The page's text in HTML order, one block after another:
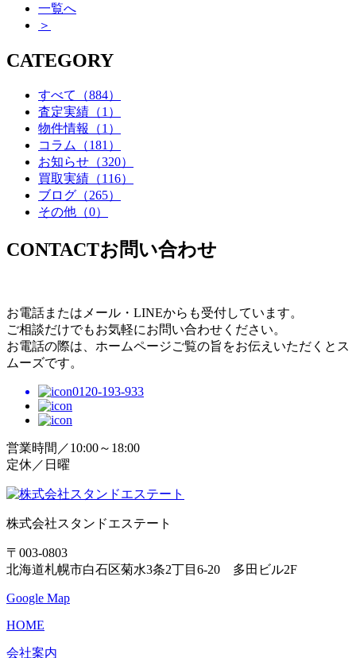
一覧へ
＞
CATEGORY
すべて
（884）
査定実績 （1）
物件情報
（1）
コラム
（181）
お知らせ （320）
買取実績 （116）
ブログ （265）
その他 （0）
CONTACTお問い合わせ
お電話またはメール・LINEからも受付しています。
ご相談だけでもお気軽にお問い合わせください。
お電話の際は、ホームページご覧の旨をお伝えいただくとス
ムーズです。
0120-193-933
営業時間／10:00～18:00
定休／日曜
株式会社スタンドエステート
〒003-0803
北海道札幌市白石区菊水3条2丁目6-20 多田ビル2F
Google Map
HOME
会社案内